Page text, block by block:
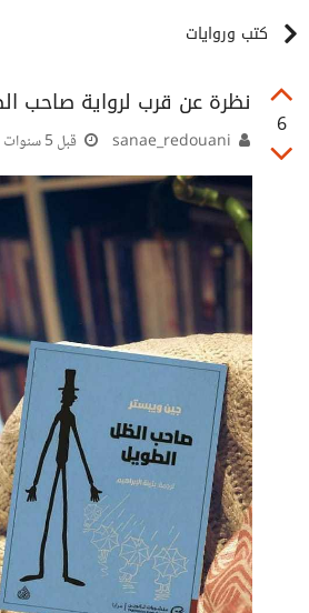
كتب وروايات
6
نظرة عن قرب لرواية صاحب
قبل 5 سنوات